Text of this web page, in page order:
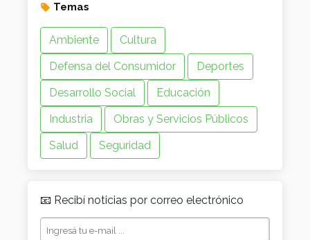
Temas
Ambiente
Cultura
Defensa del Consumidor
Deportes
Desarrollo Social
Educación
Industria
Obras y Servicios Públicos
Salud
Seguridad
📧 Recibí noticias por correo electrónico